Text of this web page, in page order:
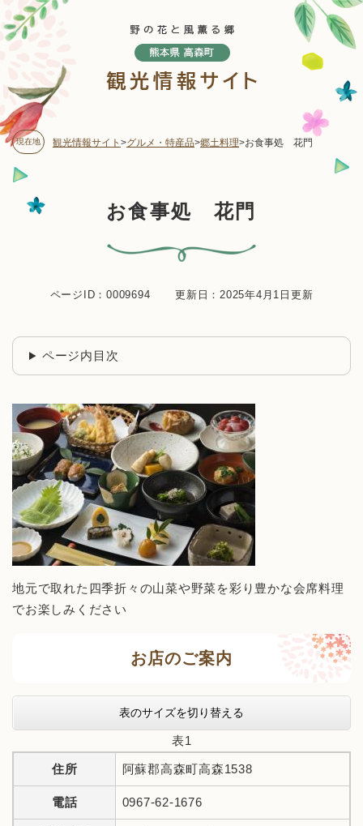
ー
ジ
頭
す
。 現在地 観光情報サイト >グルメ・特産品>郷土料理>お食事処 花門
お食事処 花門
ページID：0009694 更新日：2025年4月1日更新
ページ内目次
地元で取れた四季折々の山菜や野菜を彩り豊かな会席料理
でお楽しみください
お店のご案内
表のサイズを切り替える
表1
住所 阿蘇郡高森町高森1538
電話 0967-62-1676